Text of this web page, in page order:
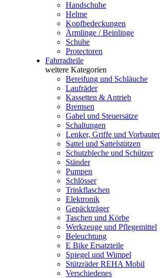
Handschuhe
Helme
Kopfbedeckungen
Ärmlinge / Beinlinge
Schuhe
Protectoren
Fahrradteile
weitere Kategorien
Bereifung und Schläuche
Laufräder
Kassetten & Antrieb
Bremsen
Gabel und Steuersätze
Schaltungen
Lenker, Griffe und
Sattel und Sattelstützen
Schutzbleche und Schützer
Ständer
Pumpen
Schlösser
Trinkflaschen
Elektronik
Gepäckträger
Taschen und Körbe
Werkzeuge und Pflegemittel
Beleuchtung
E Bike Ersatzteile
Spiegel und Wimpel
Stützräder REHA Mobil
Verschiedenes